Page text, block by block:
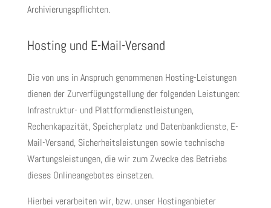
Archivierungspflichten.
Hosting und E-Mail-Versand
Die von uns in Anspruch genommenen Hosting-Leistungen
dienen der Zurverfügungstellung der folgenden Leistungen:
Infrastruktur- und Plattformdienstleistungen,
Rechenkapazität, Speicherplatz und Datenbankdienste, E-
Mail-Versand, Sicherheitsleistungen sowie technische
Wartungsleistungen, die wir zum Zwecke des Betriebs
dieses Onlineangebotes einsetzen.
Hierbei verarbeiten wir, bzw. unser Hostinganbieter